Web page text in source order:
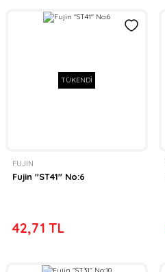
TÜKENDİ
FUJIN
Fujin ''ST41'' No:6
42,71 TL